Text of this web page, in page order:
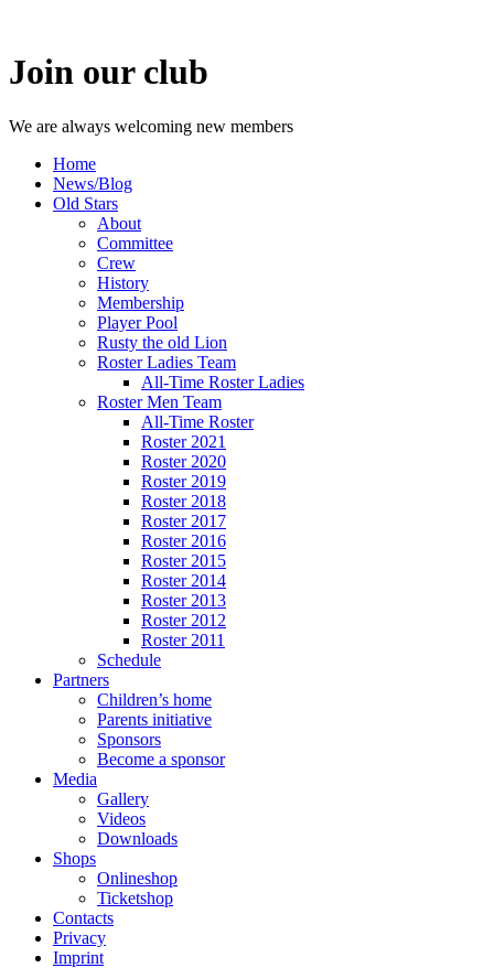
Join our club
We are always welcoming new members
Home
News/Blog
Old Stars
About
Committee
Crew
History
Membership
Player Pool
Rusty the old Lion
Roster Ladies Team
All-Time Roster Ladies
Roster Men Team
All-Time Roster
Roster 2021
Roster 2020
Roster 2019
Roster 2018
Roster 2017
Roster 2016
Roster 2015
Roster 2014
Roster 2013
Roster 2012
Roster 2011
Schedule
Partners
Children’s home
Parents initiative
Sponsors
Become a sponsor
Media
Gallery
Videos
Downloads
Shops
Onlineshop
Ticketshop
Contacts
Privacy
Imprint